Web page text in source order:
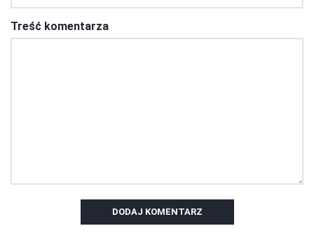
Treść komentarza
DODAJ KOMENTARZ